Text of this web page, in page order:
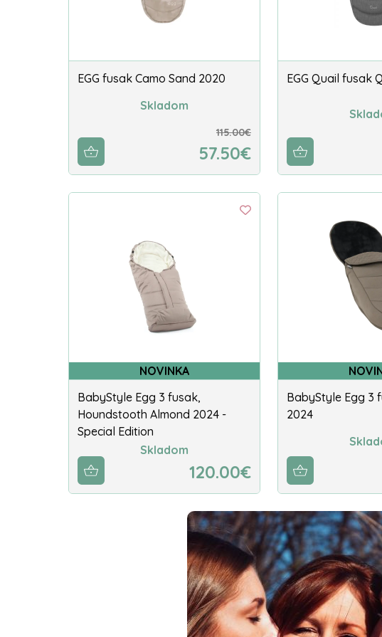
EGG fusak Camo Sand 2020
Skladom
115.00€
57.50€
EGG Quail fusak
NOVINKA
BabyStyle Egg 3 fusak,
Houndstooth Almond 2024 -
Special Edition
Skladom
120.00€
BabyStyle Egg 3
2024